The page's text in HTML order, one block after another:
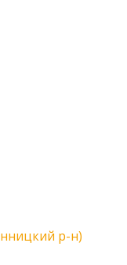
р-н)